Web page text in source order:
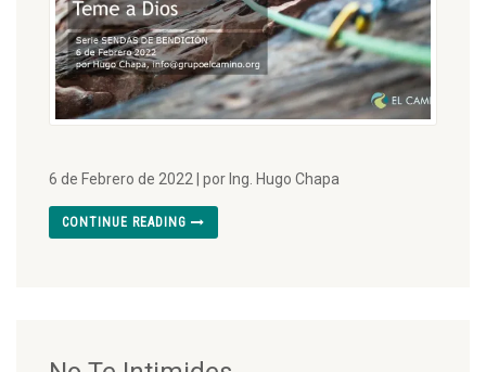
6 de Febrero de 2022 | por Ing. Hugo Chapa
CONTINUE READING